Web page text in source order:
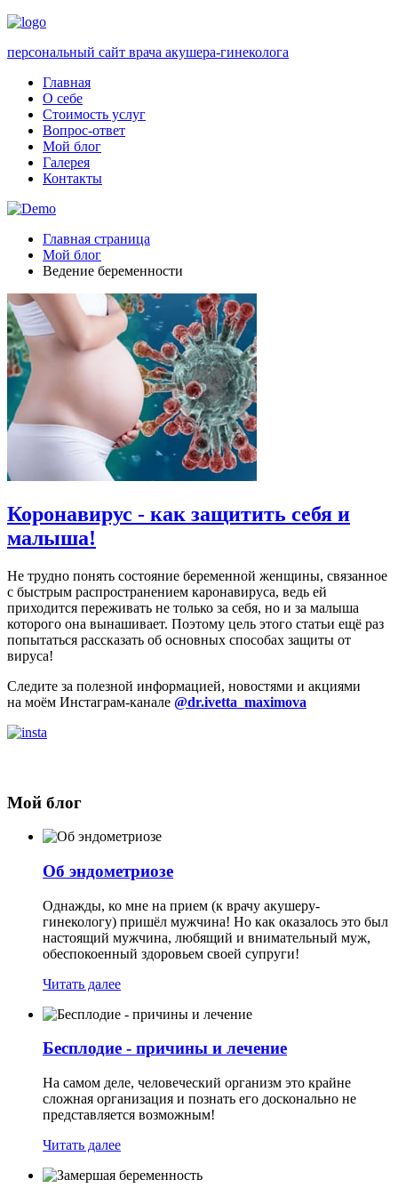
персональный сайт врача акушера-гинеколога
Главная
О себе
Стоимость услуг
Вопрос-ответ
Мой блог
Галерея
Контакты
Главная страница
Мой блог
Ведение беременности
Коронавирус - как защитить себя и
малыша!
Не трудно понять состояние беременной женщины, связанное
с быстрым распространением каронавируса, ведь ей
приходится переживать не только за себя, но и за малыша
которого она вынашивает. Поэтому цель этого статьи ещё раз
попытаться рассказать об основных способах защиты от
вируса!
Следите за полезной информацией, новостями и акциями
на моём Инстаграм-канале @dr.ivetta_maximova
Мой блог
Об эндометриозе
Однажды, ко мне на прием (к врачу акушеру-
гинекологу) пришёл мужчина! Но как оказалось это был
настоящий мужчина, любящий и внимательный муж,
обеспокоенный здоровьем своей супруги!
Читать далее
Бесплодие - причины и лечение
На самом деле, человеческий организм это крайне
сложная организация и познать его досконально не
представляется возможным!
Читать далее